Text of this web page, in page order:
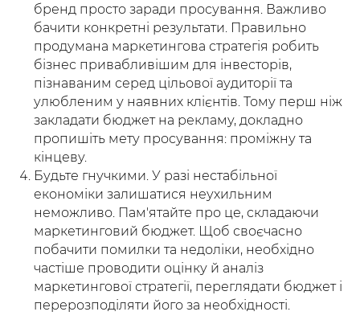
бренд просто заради просування. Важливо
бачити конкретні результати. Правильно
продумана маркетингова стратегія робить
бізнес привабливішим для інвесторів,
пізнаваним серед цільової аудиторії та
улюбленим у наявних клієнтів. Тому перш ніж
закладати бюджет на рекламу, докладно
пропишіть мету просування: проміжну та
кінцеву.
Будьте гнучкими. У разі нестабільної
економіки залишатися неухильним
неможливо. Пам'ятайте про це, складаючи
маркетинговий бюджет. Щоб своєчасно
побачити помилки та недоліки, необхідно
частіше проводити оцінку й аналіз
маркетингової стратегії, переглядати бюджет і
перерозподіляти його за необхідності.